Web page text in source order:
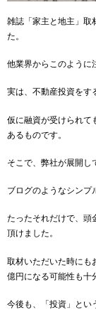
雑誌「家主と地主」取
た。
他業界からこのように
実は、不動産投資をす
仮に融資が受けられて
あるものです。
そこで、弊社が展開し
ブログのようなシンプ
たったそれだけで、頭
頂けました。
取材いただいた時にも
億円になる可能性も十
今後も、「投資」とい